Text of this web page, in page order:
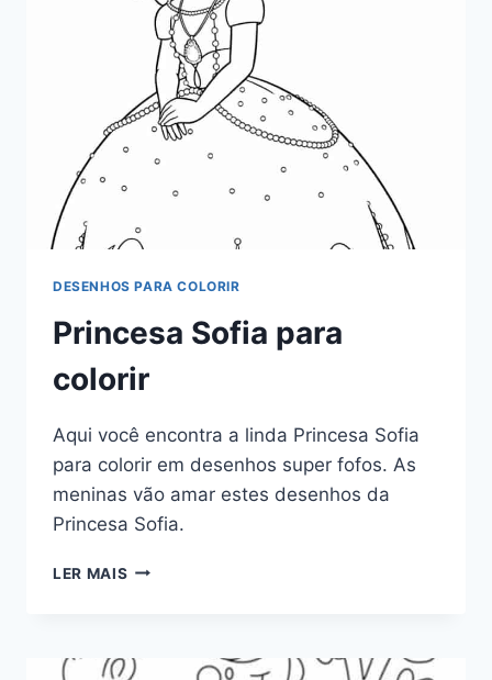
DESENHOS PARA COLORIR
Princesa Sofia para
colorir
Aqui você encontra a linda Princesa Sofia
para colorir em desenhos super fofos. As
meninas vão amar estes desenhos da
Princesa Sofia.
LER MAIS PRINCESA